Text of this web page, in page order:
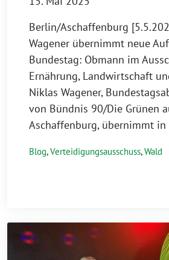
Berlin/Aschaffenburg
Wagener übernimmt neue
Bundestag: Obmann im
Ernährung, Landwirtschaft
Niklas Wagener,
von Bündnis 90/Die Grünen
Aschaffenburg, übernimmt
Blog,Verteidigungsausschuss,Wald